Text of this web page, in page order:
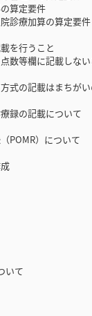
算定要件
診療加算の算定要件
を行うこと
数等欄に記載しない
式の記載はまちが
録の記載について
POMR）について
いて